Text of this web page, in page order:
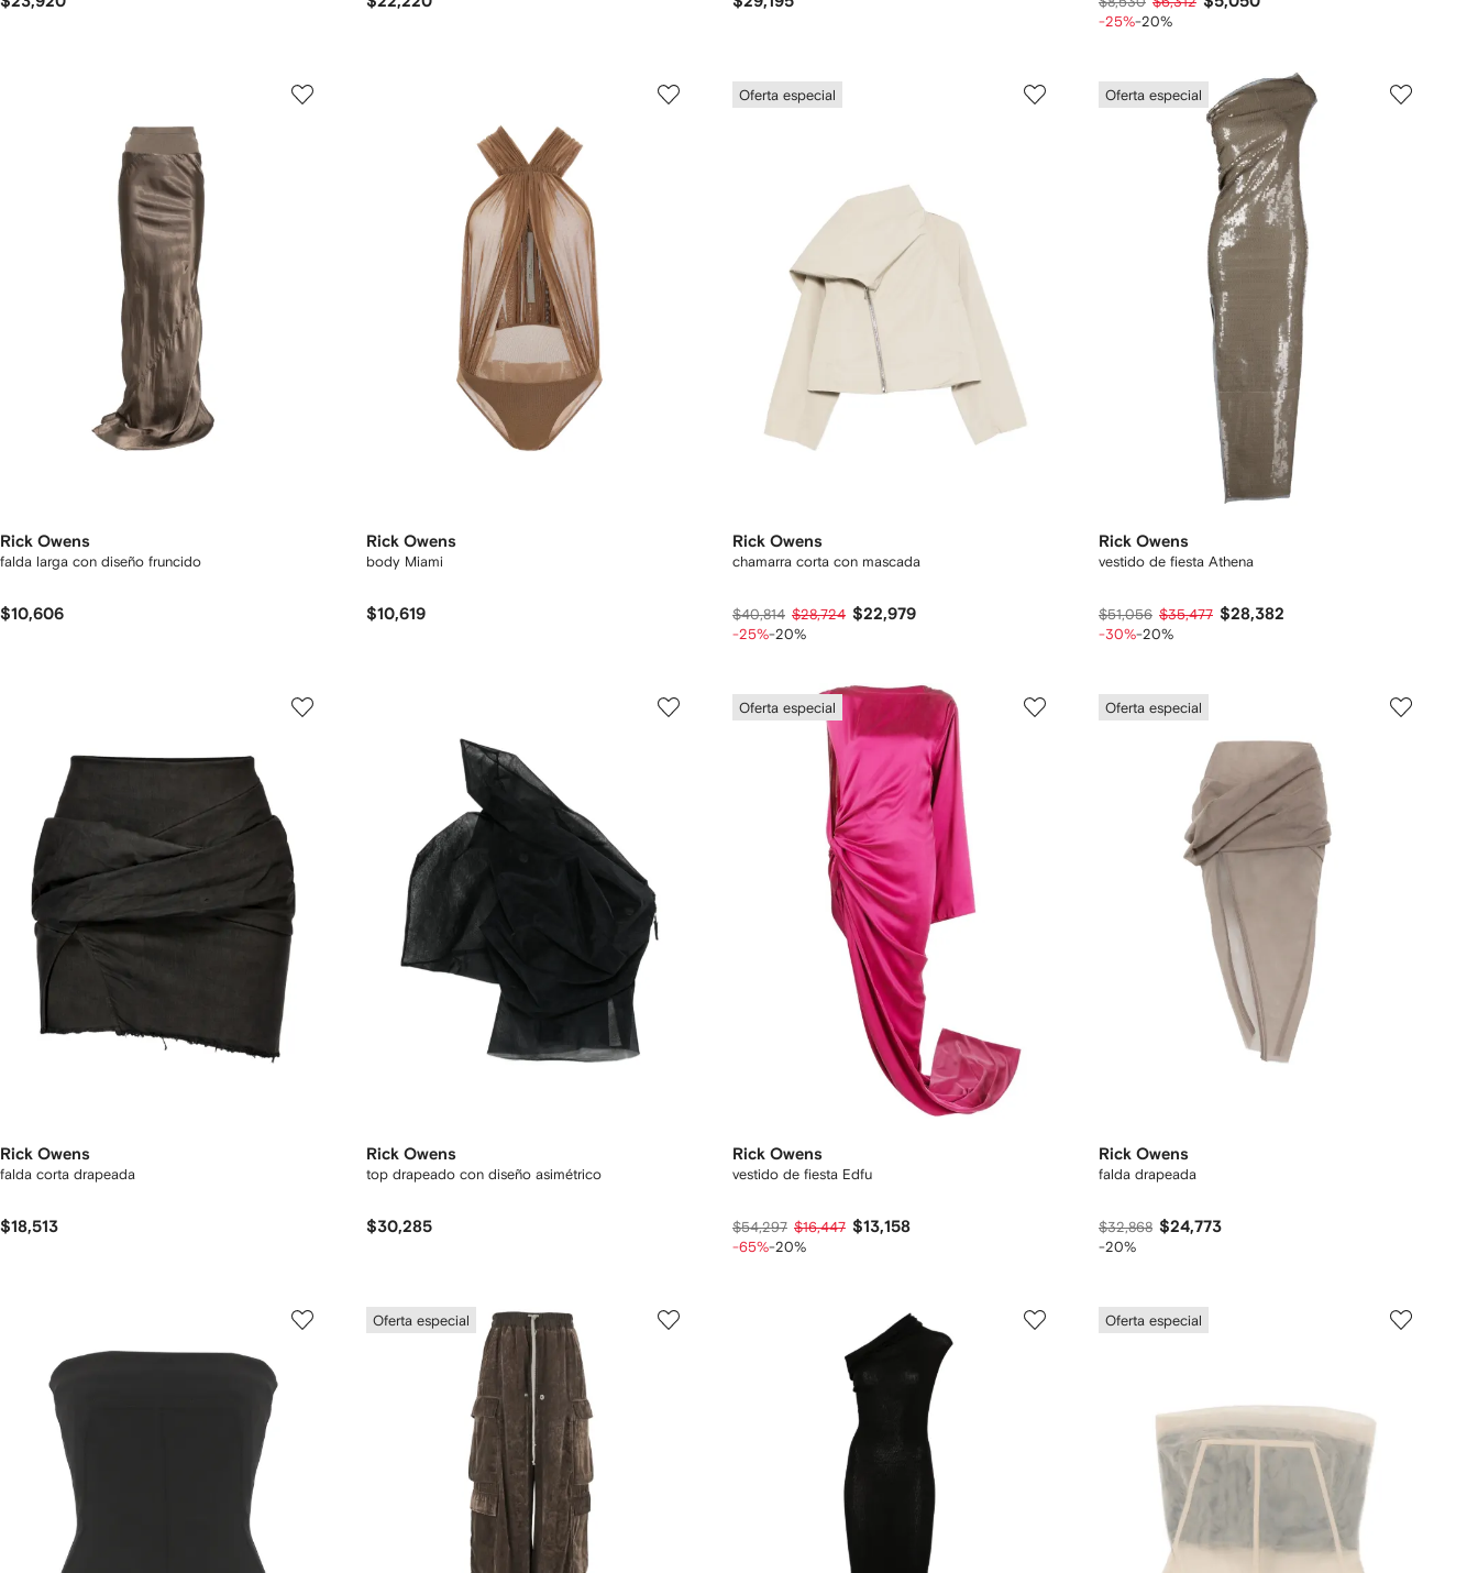
-25%-20%
Rick Owens
falda larga con diseño fruncido
$10,606
Rick Owens
body Miami
$10,619
Oferta especial
Rick Owens
chamarra corta con mascada
$40,814 $28,724 $22,979
-25%-20%
Oferta especial
Rick Owens
vestido de fiesta Athena
$51,056 $35,477 $28,382
-30%-20%
Rick Owens
falda corta drapeada
$18,513
Rick Owens
top drapeado con diseño asimétrico
$30,285
Oferta especial
Rick Owens
vestido de fiesta Edfu
$54,297 $16,447 $13,158
-65%-20%
Oferta especial
Rick Owens
falda drapeada
$32,868 $24,773
-20%
Oferta especial Oferta especial